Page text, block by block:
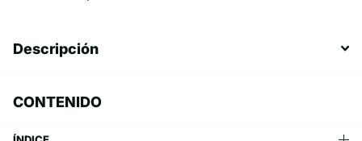
Descripción
CONTENIDO